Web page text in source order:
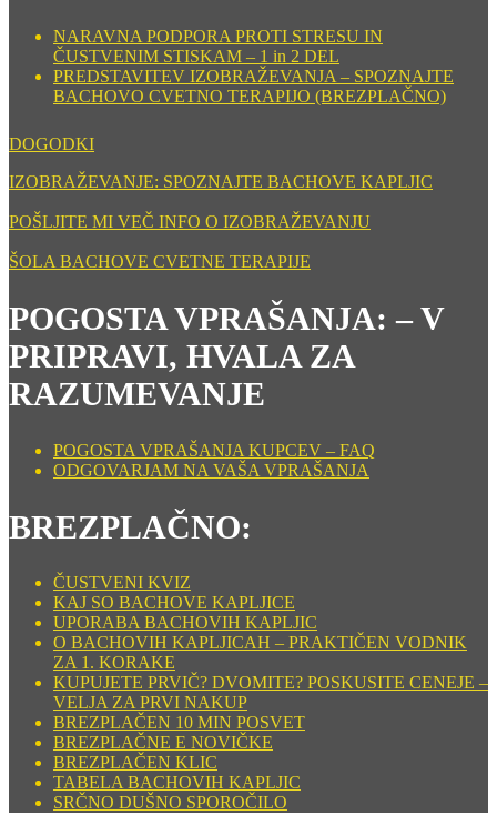
NARAVNA PODPORA PROTI STRESU IN
ČUSTVENIM STISKAM – 1 in 2 DEL
PREDSTAVITEV IZOBRAŽEVANJA – SPOZNAJTE
BACHOVO CVETNO TERAPIJO (BREZPLAČNO)
DOGODKI
IZOBRAŽEVANJE: SPOZNAJTE BACHOVE KAPLJIC
POŠLJITE MI VEČ INFO O IZOBRAŽEVANJU
ŠOLA BACHOVE CVETNE TERAPIJE
POGOSTA VPRAŠANJA: – V
PRIPRAVI, HVALA ZA
RAZUMEVANJE
POGOSTA VPRAŠANJA KUPCEV – FAQ
ODGOVARJAM NA VAŠA VPRAŠANJA
BREZPLAČNO:
ČUSTVENI KVIZ
KAJ SO BACHOVE KAPLJICE
UPORABA BACHOVIH KAPLJIC
O BACHOVIH KAPLJICAH – PRAKTIČEN VODNIK
ZA 1. KORAKE
KUPUJETE PRVIČ? DVOMITE? POSKUSITE CENEJE –
VELJA ZA PRVI NAKUP
BREZPLAČEN 10 MIN POSVET
BREZPLAČNE E NOVIČKE
BREZPLAČEN KLIC
TABELA BACHOVIH KAPLJIC
SRČNO DUŠNO SPOROČILO